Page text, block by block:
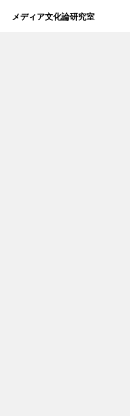
メディア文化論研究室